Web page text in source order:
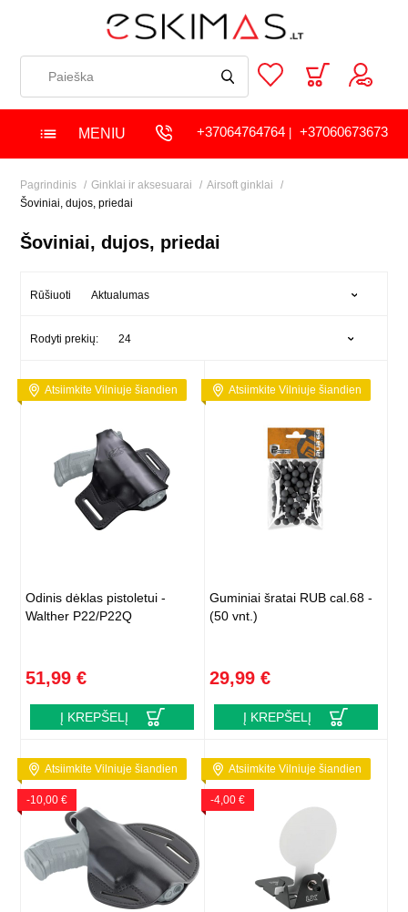
MENIU +37064764764| +37060673673
Pagrindinis Ginklai ir aksesuarai
Airsoft ginklai
Šoviniai, dujos, priedai
Šoviniai, dujos, priedai
Rūšiuoti Aktualumas
Rodyti prekių: 24
Atsiimkite Vilniuje šiandien
Odinis dėklas pistoletui -
Walther P22/P22Q
51,99 €
Į KREPŠELĮ
Atsiimkite Vilniuje šiandien
Guminiai šratai RUB cal.68 -
(50 vnt.)
29,99 €
Į KREPŠELĮ
Atsiimkite Vilniuje šiandien
-10,00 €
Atsiimkite Vilniuje šiandien
-4,00 €